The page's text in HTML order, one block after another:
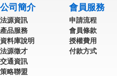
公司簡介
法源資訊
產品服務
資料庫說明
法源徵才
交通資訊
策略聯盟
會員服務
申請流程
會員條款
授權費用
付款方式